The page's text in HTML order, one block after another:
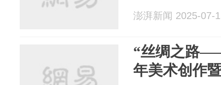
澎湃新闻 2025-07-
“丝绸之路
年美术创作